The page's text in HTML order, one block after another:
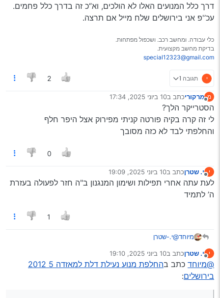
למישהו יש המלצה על מקום בירושלים?
דרך כלל המנועים האלו לא הולכים, וא’‘כ זה בדרך כלל פחמים.
עכ’'פ אני בירושלים שלח מייל אם תרצה.
כלי עבודה. ומחשב רכב. ושכפול מפתחות.
בדיקת מחשב מקצועית.
special12323@gmail.com
י תגובה 1 2
מ
מנותק
מרקוריכתב ב10 ביוני 2025, 17:34
נערך לאחרונה על ידי
הסטרייקר הלך?
לי זה קרה בקיה פורטה קניתי מפירוק אצל היפר חלף
והחלפתי לבד לא כזה מסובך
0
י
מנותק
י. שטרןכתב ב10 ביוני 2025, 19:09
נערך לאחרונה על ידי
לעת עתה אחרי תפילות ושימון המנגנון ב"ה חזר לפעולה בעזרת
ה’ לתמיד
1
מיוחד@י.-שטרן
עכ’'פ אני בירושלים שלח מייל אם תרצה.
י
מנותק
י. שטרןכתב ב10 ביוני 2025, 19:10
נערך לאחרונה על ידי
@מיוחד כתב ב
החלפת מנוע נעילת דלת למאזדה 5 2012
בירושלים: